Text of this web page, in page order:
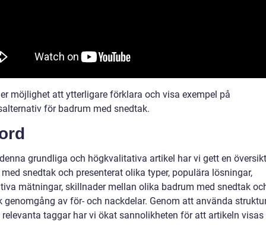
möjlighet att ytterligare förklara och visa exempel på
för badrum med snedtak.
grundliga och högkvalitativa artikel har vi gett en
snedtak och presenterat olika typer, populära lösningar,
mätningar, skillnader mellan olika badrum med snedtak
genomgång av för- och nackdelar. Genom att använda
relevanta taggar har vi ökat sannolikheten för att artikeln visas